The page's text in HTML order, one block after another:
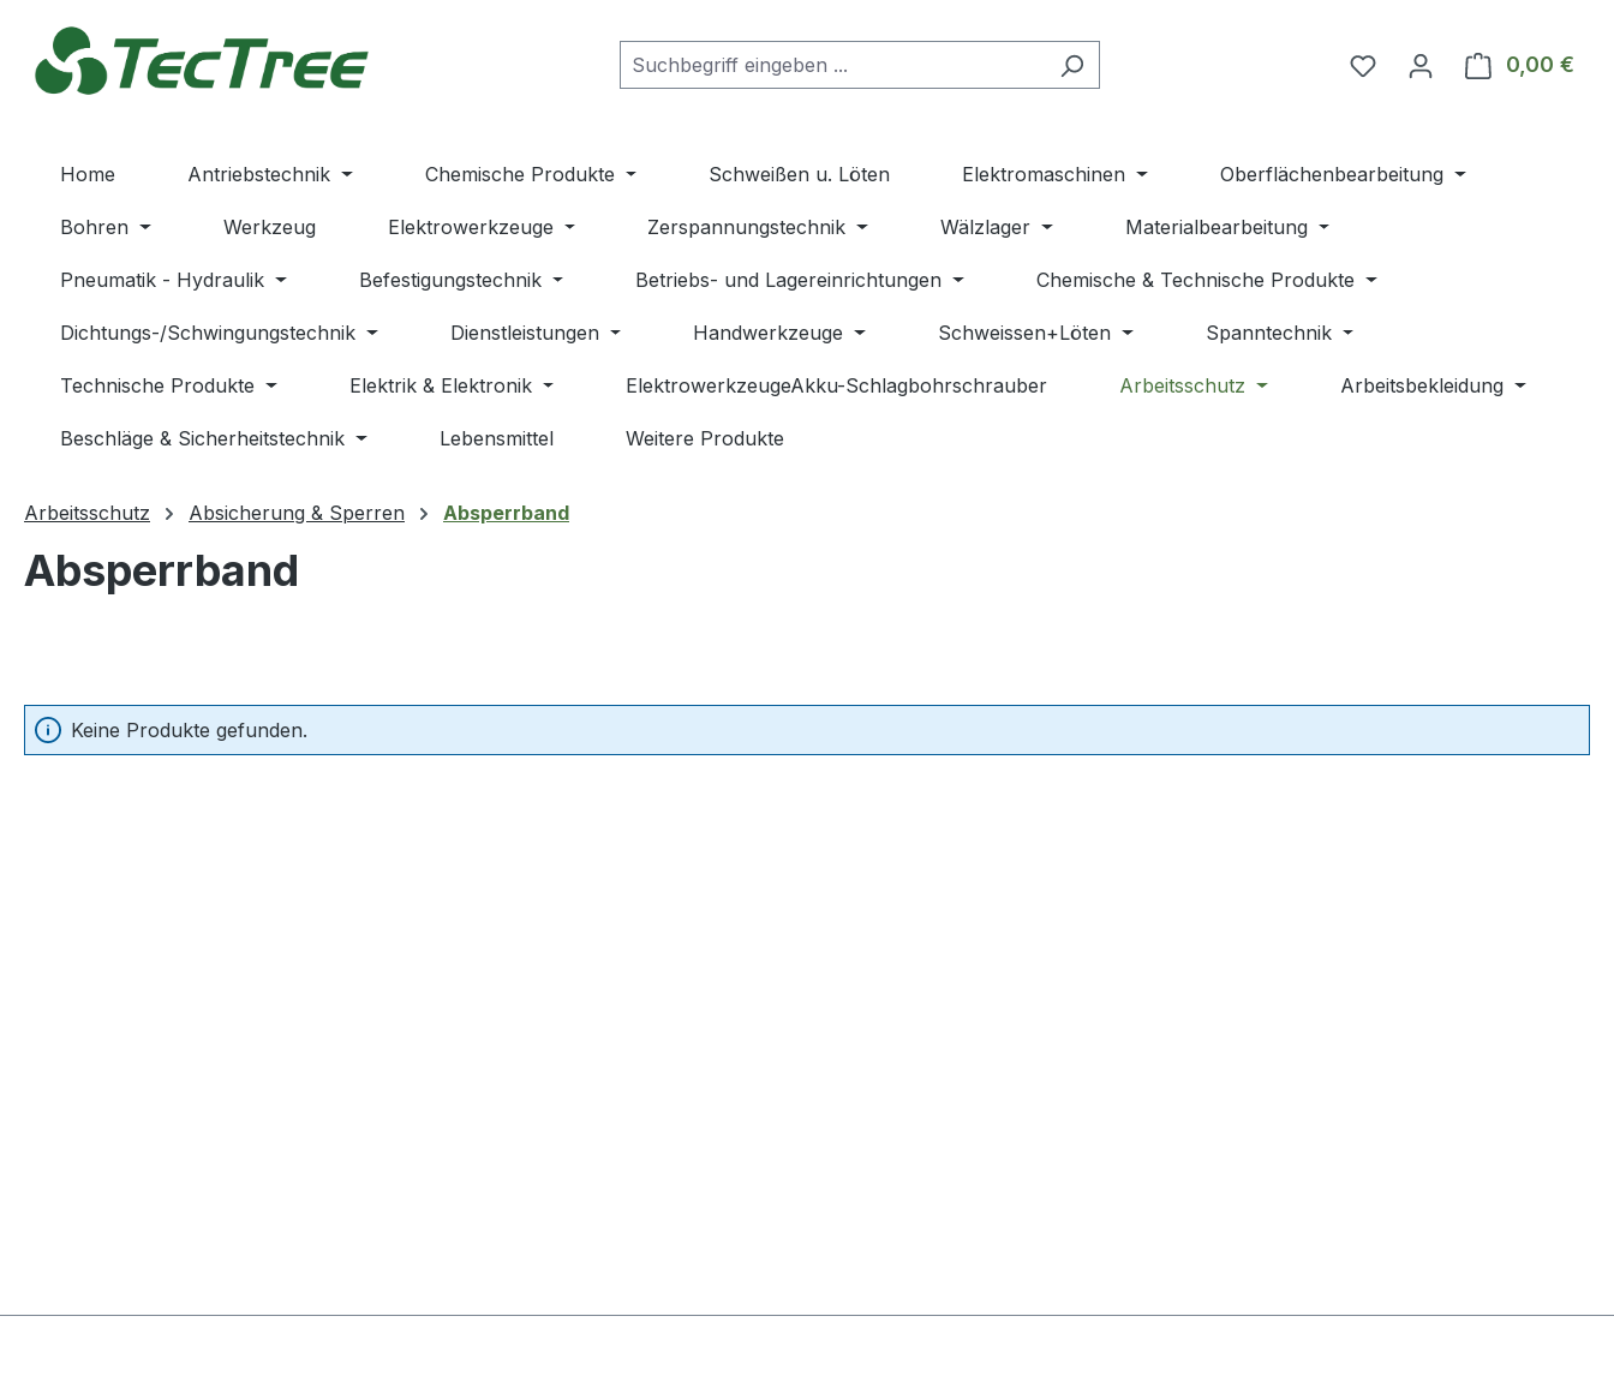
Hauptinhalt springen
Zur Suche springen
Zur Hauptnavigation springen
Du hast 0 Produkte auf
0,00 €
Home Antriebstechnik Chemische Produkte Schweißen u. Löten Elektromaschinen Oberflächenbearbeitung
Bohren Werkzeug Elektrowerkzeuge Zerspannungstechnik Wälzlager Materialbearbeitung
Pneumatik - Hydraulik Befestigungstechnik Betriebs- und Lagereinrichtungen Chemische & Technische Produkte
Dichtungs-/Schwingungstechnik Dienstleistungen Handwerkzeuge Schweissen+Löten Spanntechnik
Technische Produkte Elektrik & Elektronik ElektrowerkzeugeAkku-Schlagbohrschrauber Arbeitsschutz Arbeitsbekleidung
Beschläge & Sicherheitstechnik Lebensmittel Weitere Produkte
Arbeitsschutz Absicherung & Sperren Absperrband
Absperrband
Keine Produkte gefunden.